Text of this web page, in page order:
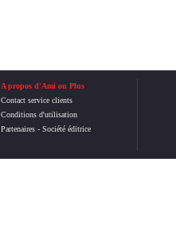
A propos d'Ami ou Plus
Contact service clients
Conditions d'utilisation
Partenaires- Société éditrice